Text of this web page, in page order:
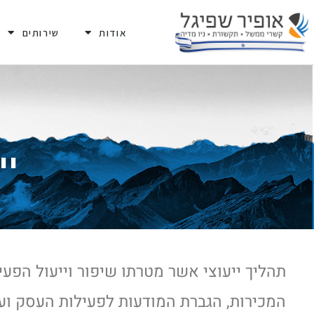
אודות שירותים
תהליך ייעוצי אשר מטרתו שיפור וייעול
המכירות, הגברת המודעות לפעילות העסק